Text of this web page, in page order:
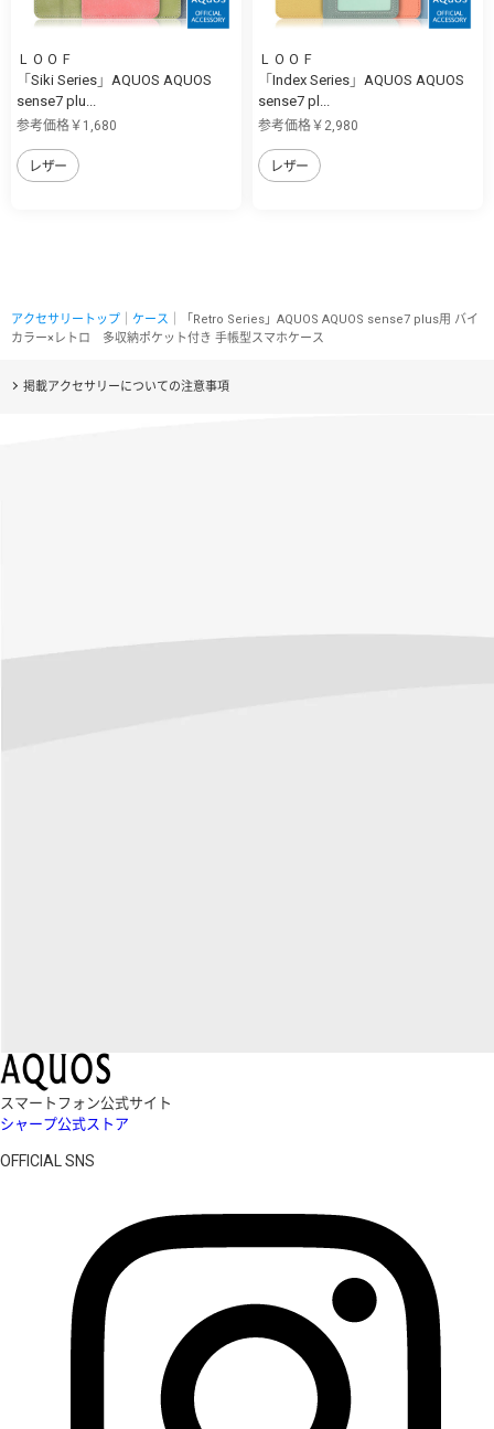
ＬＯＯＦ
「Siki Series」AQUOS AQUOS
sense7 plu...
参考価格￥1,680
レザー
ＬＯＯＦ
「Index Series」AQUOS AQUOS
sense7 pl...
参考価格￥2,980
レザー
アクセサリートップ ケース ｜「Retro Series」AQUOS AQUOS sense7 plus用 バイ
カラー×レトロ 多収納ポケット付き 手帳型スマホケース
掲載アクセサリーについての注意事項
スマートフォン公式サイト
シャープ公式ストア
OFFICIAL SNS